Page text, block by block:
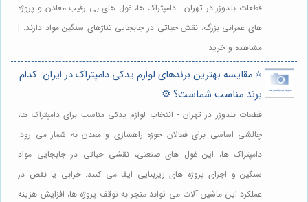
قطعات بلدوزر در تهران - دامپتراک ها، غول های بی رقیب معادن و پروژه
های عمرانی بزرگ، نقش حیاتی در جابجایی تناژهای سنگین مواد دارند. |
مشاهده و خرید
⭐️ مقایسه بهترین برندهای لوازم یدکی دامپتراک در ایران: کدام
برند مناسب شماست؟ ⚙️
قطعات بلدوزر در تهران - انتخاب لوازم یدکی مناسب برای دامپتراک ها،
چالشی اساسی برای فعالان حوزه راهسازی و معدن به شمار می رود.
دامپتراک ها، این غول های صنعتی، نقشی حیاتی در جابجایی مواد
سنگین و اجرای پروژه های زیربنایی ایفا می کنند. خرابی یا نقص در
عملکرد این ماشین آلات می تواند منجر به توقف پروژه ها، افزایش هزینه